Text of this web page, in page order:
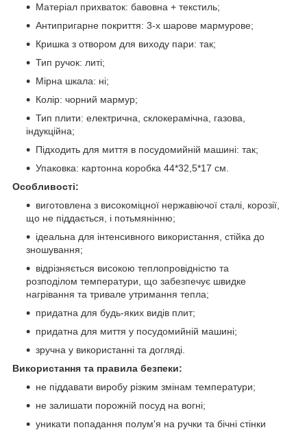
Матеріал прихваток: бавовна + текстиль;
Антипригарне покриття: 3-х шарове мармурове;
Кришка з отвором для виходу пари: так;
Тип ручок: литі;
Мірна шкала: ні;
Колір: чорний мармур;
Тип плити: електрична, склокерамічна, газова,
індукційна;
Підходить для миття в посудомийній машині: так;
Упаковка: картонна коробка 44*32,5*17 см.
Особливості:
виготовлена з високоміцної нержавіючої сталі, корозії,
що не піддається, і потьмянінню;
ідеальна для інтенсивного використання, стійка до
зношування;
відрізняється високою теплопровідністю та
розподілом температури, що забезпечує швидке
нагрівання та тривале утримання тепла;
придатна для будь-яких видів плит;
придатна для миття у посудомийній машині;
зручна у використанні та догляді.
Використання та правила безпеки:
не піддавати виробу різким змінам температури;
не залишати порожній посуд на вогні;
уникати попадання полум'я на ручки та бічні стінки